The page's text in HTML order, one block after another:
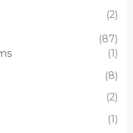
(2)
(87)
(1)
(8)
(2)
(1)